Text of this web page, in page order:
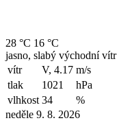
28 °C 16 °C
jasno, slabý východní vítr
vítr
V, 4.17 m/s
tlak
1021
hPa
vlhkost 34
%
neděle 9. 8. 2026